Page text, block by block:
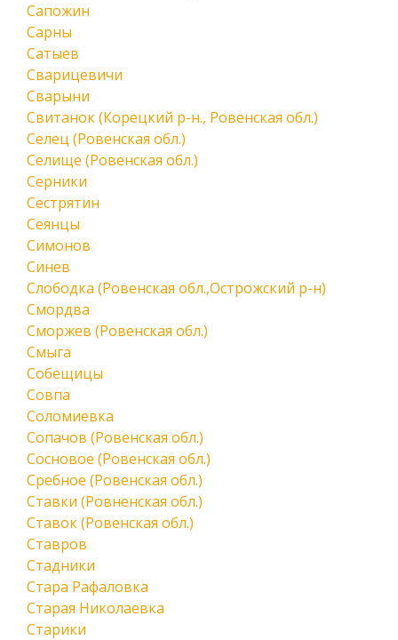
Сапожин
Сарны
Сатыев
Сварицевичи
Сварыни
Свитанок (Корецкий р-н., Ровенская обл.)
Селец (Ровенская обл.)
Селище (Ровенская обл.)
Серники
Сестрятин
Сеянцы
Симонов
Синев
Слободка (Ровенская обл.,Острожский р-н)
Смордва
Сморжев (Ровенская обл.)
Смыга
Собещицы
Совпа
Соломиевка
Сопачов (Ровенская обл.)
Сосновое (Ровенская обл.)
Сребное (Ровенская обл.)
Ставки (Ровненская обл.)
Ставок (Ровенская обл.)
Ставров
Стадники
Стара Рафаловка
Старая Николаевка
Старики